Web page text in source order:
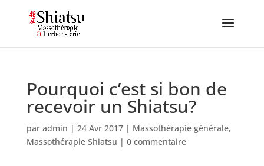
Pourquoi c’est si bon de
recevoir un Shiatsu?
par admin | 24 Avr 2017| Massothérapie générale,
Massothérapie Shiatsu | 0 commentaire